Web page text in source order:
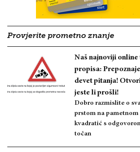
Provjerite prometno znanje
Naš najnoviji
propisa:
devet pitanja!
jeste li prošli!
Dobro razmislite o
prstom na
kvadratić s
točan